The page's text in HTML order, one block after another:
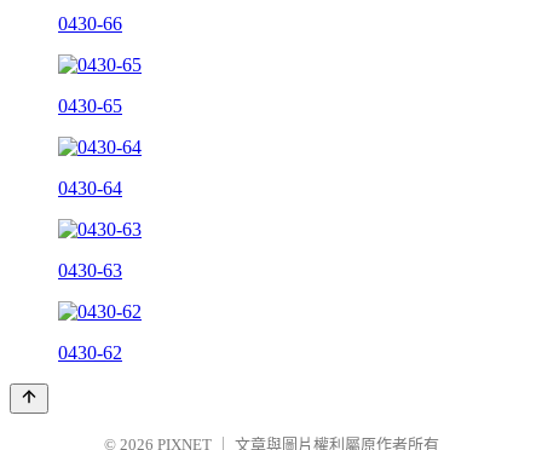
0430-66
0430-65
0430-64
0430-63
0430-62
© 2026 PIXNET 文章與圖片權利屬原作者所有